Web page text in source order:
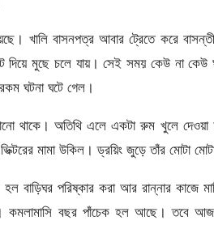
খালি বাসনপত্র আবার ট্রেতে করে
মুছে চলে যায়। সেই সময় কেউ না কেউ
ঘটনা ঘটে গেল।
থাকে। অতিথি এলে একটা রুম খুলে
মামা উকিল। ড্রয়িং জুড়ে তাঁর মোটা
বাড়িঘর পরিষ্কার করা আর রান্নার কাজে
বছর পাঁচেক হল আছে। তবে আজ